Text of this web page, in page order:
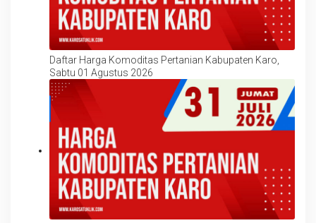
Daftar Harga Komoditas Pertanian Kabupaten Karo,
Sabtu 01 Agustus 2026